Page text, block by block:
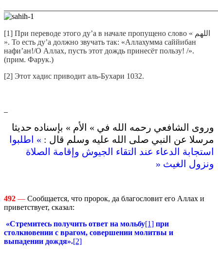
[1] При переводе этого ду’а в начале пропущено слово « اللهم
». То есть ду’а должно звучать так: «Аллахумма саййибан
нафи’ан!/О Аллах, пусть этот дождь принесёт пользу! /».
(прим. Фарук.)
[2] Этот хадис приводит аль-Бухари 1032.
وروى الشافعي رحمه الله في » الأم » بإسناده حديثا
مرسلا عن النبي صلى الله عليه وسلم قال : » اطلبوا
استجابة الدعاء عند التقاء الجيوش وإقامة الصلاة
ونزول الغيث «
492 — Сообщается, что пророк, да благословит его Аллах и
приветствует, сказал:
«Стремитесь получить ответ на мольбу[1] при
столкновении с врагом, совершении молитвы и
выпадении дождя».[2]